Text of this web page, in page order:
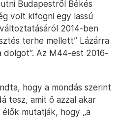
Budapestről Békés
volt kifogni egy lassú
2014-ben
terhe mellett” Lázárra
dolgot”. Az M44-est 2016-
hogy a mondás szerint
tesz, amit ő azzal akar
mutatják, hogy „a